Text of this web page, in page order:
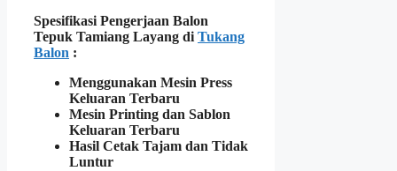
Spesifikasi Pengerjaan Balon
Tepuk Tamiang Layang di Tukang
Balon :
Menggunakan Mesin Press
Keluaran Terbaru
Mesin Printing dan Sablon
Keluaran Terbaru
Hasil Cetak Tajam dan Tidak
Luntur